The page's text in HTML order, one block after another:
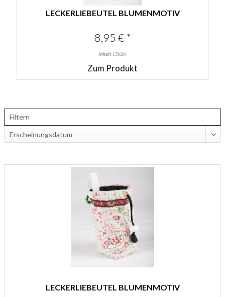
LECKERLIEBEUTEL BLUMENMOTIV
8,95 € *
Inhalt 1 Stück
Zum Produkt
Filtern
LECKERLIEBEUTEL BLUMENMOTIV